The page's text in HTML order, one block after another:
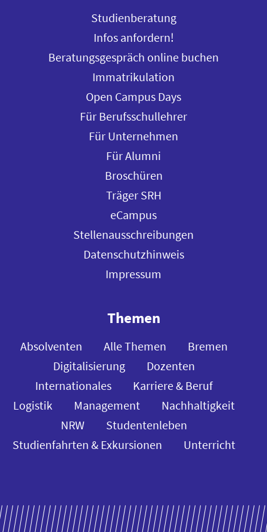
Studienberatung
Infos anfordern!
Beratungsgespräch online buchen
Immatrikulation
Open Campus Days
Für Berufsschullehrer
Für Unternehmen
Für Alumni
Broschüren
Träger SRH
eCampus
Stellenausschreibungen
Datenschutzhinweis
Impressum
Themen
Absolventen Alle Themen
Bremen
Digitalisierung
Dozenten
Internationales
Karriere & Beruf
Logistik
Management
Nachhaltigkeit
NRW
Studentenleben
Studienfahrten & Exkursionen
Unterricht